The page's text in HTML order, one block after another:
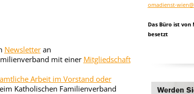
Newsletteran
mit einer Mitgliedschaft
Arbeit im Vorstand oder
Katholischen Familienverband
omadienst-
Das Büro ist von
besetzt